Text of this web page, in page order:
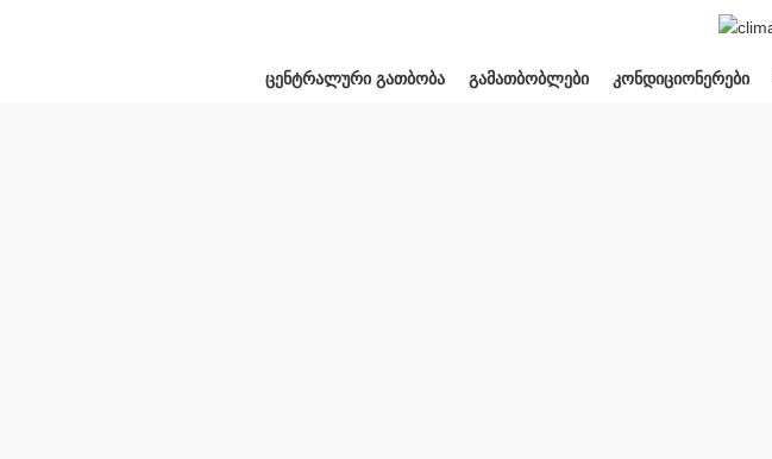
ᲪᲔᲜᲢᲠᲐᲚᲣᲠᲘ ᲒᲐᲗᲑᲝᲑᲐ ᲒᲐᲛᲐᲗᲑᲝᲑᲚᲔᲑᲘ ᲙᲝᲜᲓᲘᲪᲘᲝᲜᲔᲠᲔᲑᲘ